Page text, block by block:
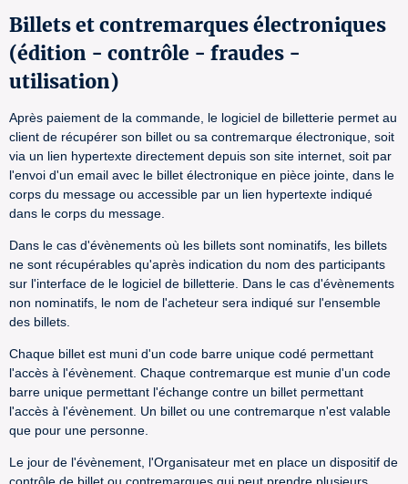
Billets et contremarques électroniques
(édition - contrôle - fraudes -
utilisation)
Après paiement de la commande, le logiciel de billetterie permet au
client de récupérer son billet ou sa contremarque électronique, soit
via un lien hypertexte directement depuis son site internet, soit par
l'envoi d'un email avec le billet électronique en pièce jointe, dans le
corps du message ou accessible par un lien hypertexte indiqué
dans le corps du message.
Dans le cas d'évènements où les billets sont nominatifs, les billets
ne sont récupérables qu'après indication du nom des participants
sur l'interface de le logiciel de billetterie. Dans le cas d'évènements
non nominatifs, le nom de l'acheteur sera indiqué sur l'ensemble
des billets.
Chaque billet est muni d'un code barre unique codé permettant
l'accès à l'évènement. Chaque contremarque est munie d'un code
barre unique permettant l'échange contre un billet permettant
l'accès à l'évènement. Un billet ou une contremarque n'est valable
que pour une personne.
Le jour de l'évènement, l'Organisateur met en place un dispositif de